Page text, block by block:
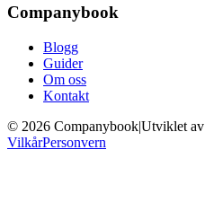
Companybook
Blogg
Guider
Om oss
Kontakt
© 2026 Companybook|Utviklet av
VilkårPersonvern